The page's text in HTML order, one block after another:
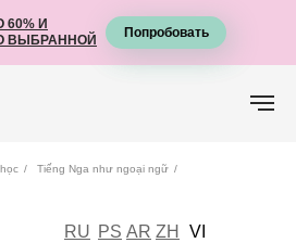
И
ВЫБРАННОЙ
Попробовать
И
ВЫБРАННОЙ
Попробовать
/ Tiếng Nga như ngoại ngữ /
VI
RU PS AR ZH